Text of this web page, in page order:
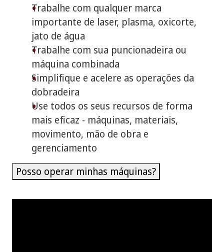
Trabalhe com qualquer marca
importante de laser, plasma, oxicorte,
jato de água
Trabalhe com sua puncionadeira ou
máquina combinada
Simplifique e acelere as operações da
dobradeira
Use todos os seus recursos de forma
mais eficaz - máquinas, materiais,
movimento, mão de obra e
gerenciamento
Posso operar minhas máquinas?